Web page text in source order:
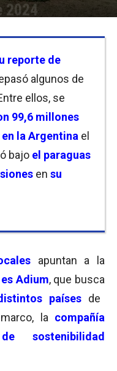
2024
reporte de
algunos de
ellos, se
99,6 millones
en la Argentina el
bajo el paraguas
en su
apuntan a la
es Adium, que busca
países de
la compañía
sostenibilidad